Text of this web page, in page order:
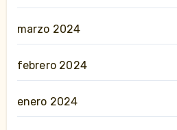
marzo 2024
febrero 2024
enero 2024